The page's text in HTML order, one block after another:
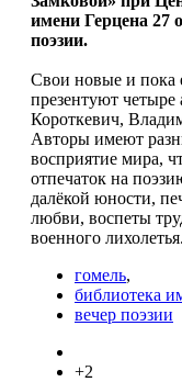
имени Герцена 27
поэзии.
Свои новые и пока
презентуют четыре
Короткевич,
Авторы имеют
восприятие мира,
отпечаток на
далёкой юности,
любви, воспеты
военного
гомель,
библиотека
вечер поэзии
+2